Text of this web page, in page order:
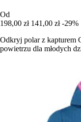
Od
198,00 zł 141,00 zł -29%
Odkryj polar z kapturem
powietrzu dla młodych